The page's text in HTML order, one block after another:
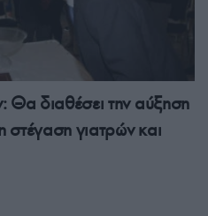
διαθέσει την αύξηση
στέγαση γιατρών και